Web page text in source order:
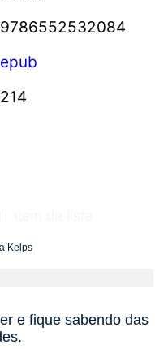
9786552532084
epub
214
Kelps
e fique sabendo das